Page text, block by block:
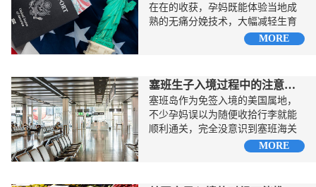
在在的收获，孕妈既能体验当地成
熟的无痛分娩技术，大幅减轻生育
过程中的身体负担，也能...MORE
塞班生子入境过程中的注意事项
塞班岛作为免签入境的美国属地，
不少孕妈误以为随便收拾行李就能
顺利通关，完全没意识到塞班海关
对访客的查验标准非常细致...MORE